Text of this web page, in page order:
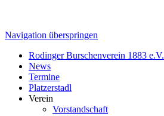
Navigation überspringen
Rodinger Burschenverein 1883 e.V.
News
Termine
Platzerstadl
Verein
Vorstandschaft